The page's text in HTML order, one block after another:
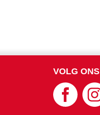
VOLG ONS